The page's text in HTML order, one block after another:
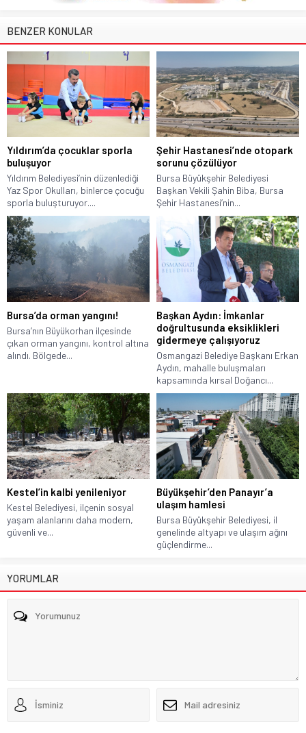
BENZER KONULAR
Yıldırım’da çocuklar sporla
buluşuyor
Yıldırım Belediyesi’nin düzenlediği
Yaz Spor Okulları, binlerce çocuğu
sporla buluşturuyor....
Şehir Hastanesi’nde otopark
sorunu çözülüyor
Bursa Büyükşehir Belediyesi
Başkan Vekili Şahin Biba, Bursa
Şehir Hastanesi’nin...
Bursa’da orman yangını!
Bursa’nın Büyükorhan ilçesinde
çıkan orman yangını, kontrol altına
alındı. Bölgede...
Başkan Aydın: İmkanlar
doğrultusunda eksiklikleri
gidermeye çalışıyoruz
Osmangazi Belediye Başkanı Erkan
Aydın, mahalle buluşmaları
kapsamında kırsal Doğancı...
Kestel’in kalbi yenileniyor
Kestel Belediyesi, ilçenin sosyal
yaşam alanlarını daha modern,
güvenli ve...
Büyükşehir’den Panayır’a
ulaşım hamlesi
Bursa Büyükşehir Belediyesi, il
genelinde altyapı ve ulaşım ağını
güçlendirme...
YORUMLAR